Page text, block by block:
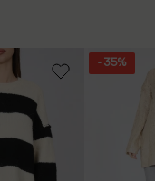
- 35%